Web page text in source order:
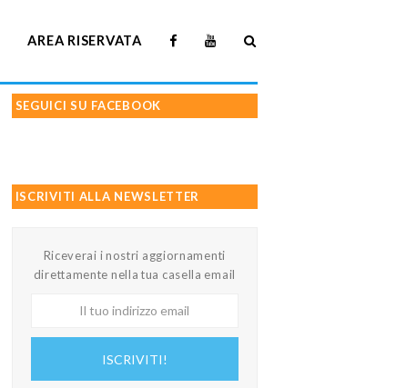
AREA RISERVATA
SEGUICI SU FACEBOOK
ISCRIVITI ALLA NEWSLETTER
Riceverai i nostri aggiornamenti
direttamente nella tua casella email
ISCRIVITI!